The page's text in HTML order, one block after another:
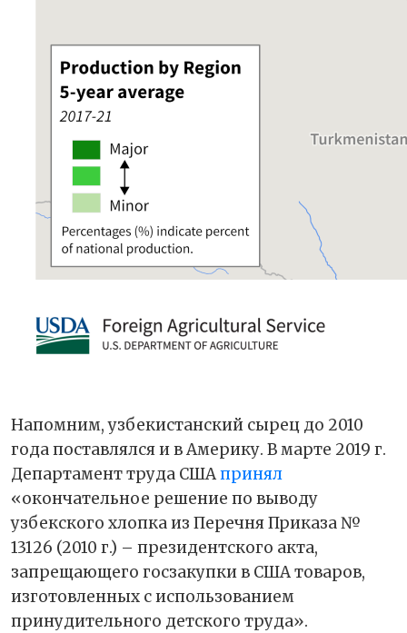
Напомним, узбекистанский сырец до 2010
года поставлялся и в Америку. В марте 2019 г.
Департамент труда СШАпринял
«окончательное решение по выводу
узбекского хлопка из Перечня Приказа №
13126 (2010 г.) – президентского акта,
запрещающего госзакупки в США товаров,
изготовленных с использованием
принудительного детского труда».